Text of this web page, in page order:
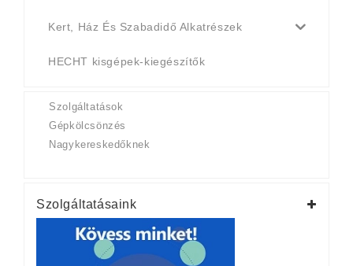
Kert, Ház És Szabadidő Alkatrészek
HECHT kisgépek-kiegészítők
Szolgáltatások
Gépkölcsönzés
Nagykereskedőknek
Szolgáltatásaink